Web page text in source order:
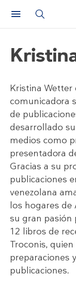
Kristina Wetter
comunicadora
de
desarrollado
medios como
presentadora
Gracias a su
publicaciones
venezolana
los hogares
su gran pasión
12 libros de
Troconis,
preparaciones
publicaciones.